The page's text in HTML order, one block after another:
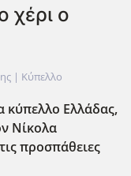
χέρι ο
| Κύπελλο
κύπελλο Ελλάδας,
Νίκολα
προσπάθειες